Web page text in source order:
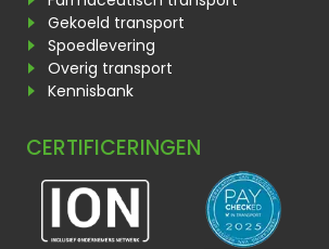
Gekoeld transport
Spoedlevering
Overig transport
Kennisbank
CERTIFICERINGEN